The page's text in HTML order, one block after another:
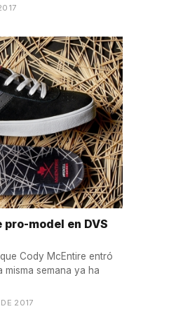
model en DVS
Cody McEntire entró
misma semana ya ha
2017